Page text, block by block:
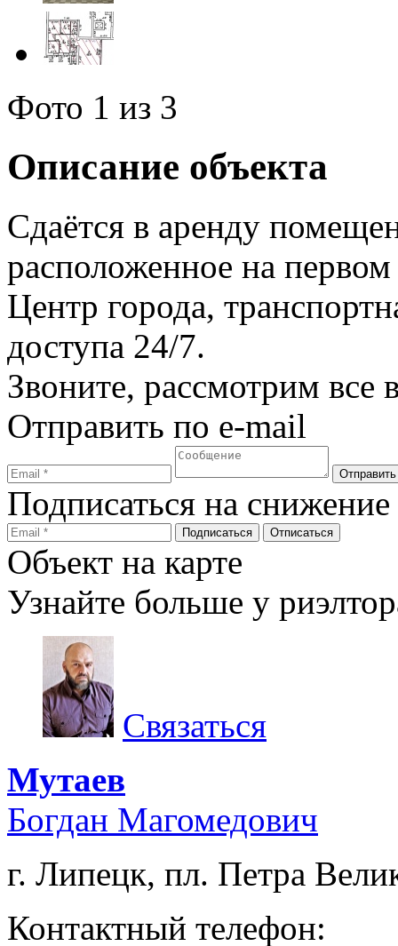
Фото 1 из 3
Описание объекта
Сдаётся в аренду
расположенное на
Центр города,
доступа 24/7.
Звоните, рассмотрим все
Отправить по e-mail
Подписаться на
Объект на карте
Узнайте больше у
Связаться
Мутаев
Богдан Магомедович
г. Липецк, пл. Петра
Контактный телефон: